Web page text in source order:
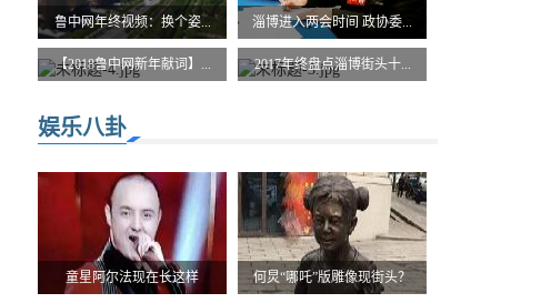
鲁中网年终视频：换个姿... 淄博进入两会时间 政协委...
【2018鲁中网新年献词】... 2017年终盘点淄博街头十...
娱乐八卦
童星阿尔法现在长这样 何炅“哪吒”版雕像现街头？